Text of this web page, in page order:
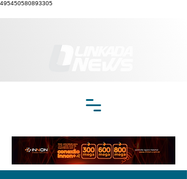
495450580893305